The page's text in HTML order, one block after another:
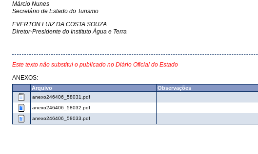
Márcio Nunes
Secretário de Estado do Turismo
EVERTON LUIZ DA COSTA SOUZA
Diretor-Presidente do Instituto Água e Terra
Este texto não substitui o publicado no Diário Oficial do Estado
ANEXOS:
Arquivo Observações
anexo246406_58031.pdf
anexo246406_58032.pdf
anexo246406_58033.pdf